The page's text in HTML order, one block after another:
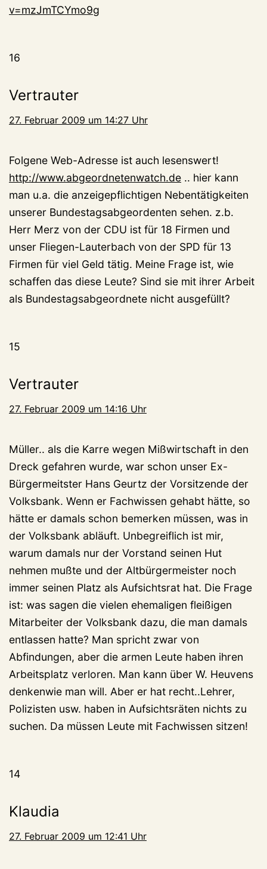
v=mzJmTCYmo9g
16
Vertrauter
27. Februar 2009 um 14:27 Uhr
Folgene Web-Adresse ist auch lesenswert!
http://www.abgeordnetenwatch.de .. hier kann
man u.a. die anzeigepflichtigen Nebentätigkeiten
unserer Bundestagsabgeordenten sehen. z.b.
Herr Merz von der CDU ist für 18 Firmen und
unser Fliegen-Lauterbach von der SPD für 13
Firmen für viel Geld tätig. Meine Frage ist, wie
schaffen das diese Leute? Sind sie mit ihrer Arbeit
als Bundestagsabgeordnete nicht ausgefüllt?
15
Vertrauter
27. Februar 2009 um 14:16 Uhr
Müller.. als die Karre wegen Mißwirtschaft in den
Dreck gefahren wurde, war schon unser Ex-
Bürgermeitster Hans Geurtz der Vorsitzende der
Volksbank. Wenn er Fachwissen gehabt hätte, so
hätte er damals schon bemerken müssen, was in
der Volksbank abläuft. Unbegreiflich ist mir,
warum damals nur der Vorstand seinen Hut
nehmen mußte und der Altbürgermeister noch
immer seinen Platz als Aufsichtsrat hat. Die Frage
ist: was sagen die vielen ehemaligen fleißigen
Mitarbeiter der Volksbank dazu, die man damals
entlassen hatte? Man spricht zwar von
Abfindungen, aber die armen Leute haben ihren
Arbeitsplatz verloren. Man kann über W. Heuvens
denkenwie man will. Aber er hat recht..Lehrer,
Polizisten usw. haben in Aufsichtsräten nichts zu
suchen. Da müssen Leute mit Fachwissen sitzen!
14
Klaudia
27. Februar 2009 um 12:41 Uhr